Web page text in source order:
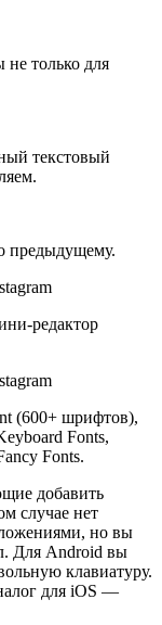
только для
текстовый
предыдущему.
редактор
(600+ шрифтов),
Fonts,
Fonts.
добавить
случае нет
но вы
Для Android вы
клавиатуру.
для iOS —